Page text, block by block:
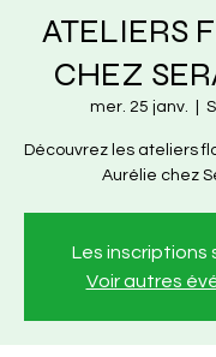
ATELIERS
CHEZ
mer. 25 janv.
Découvrez les ateliers
Aurélie chez
Les inscriptions
Voir autres